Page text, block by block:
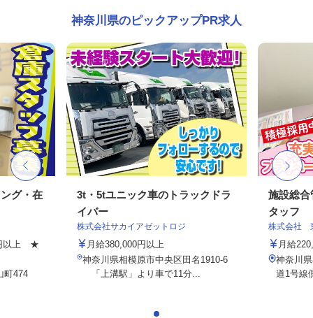
神奈川県のピックアップPR求人
グ・在
以上 ★
町474
3t・5tユニック車のトラックドラ
イバー
株式会社サカイアゼットロジ
月給380,000円以上
神奈川県相模原市中央区田名1910-6
「上溝駅」より車で11分...
施設総合
タッフ
株式会社
月給
神奈川
道1号線